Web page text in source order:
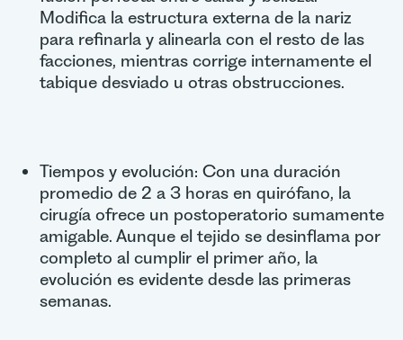
Modifica la estructura externa de la nariz
para refinarla y alinearla con el resto de las
facciones, mientras corrige internamente el
tabique desviado u otras obstrucciones.
Tiempos y evolución: Con una duración
promedio de 2 a 3 horas en quirófano, la
cirugía ofrece un postoperatorio sumamente
amigable. Aunque el tejido se desinflama por
completo al cumplir el primer año, la
evolución es evidente desde las primeras
semanas.